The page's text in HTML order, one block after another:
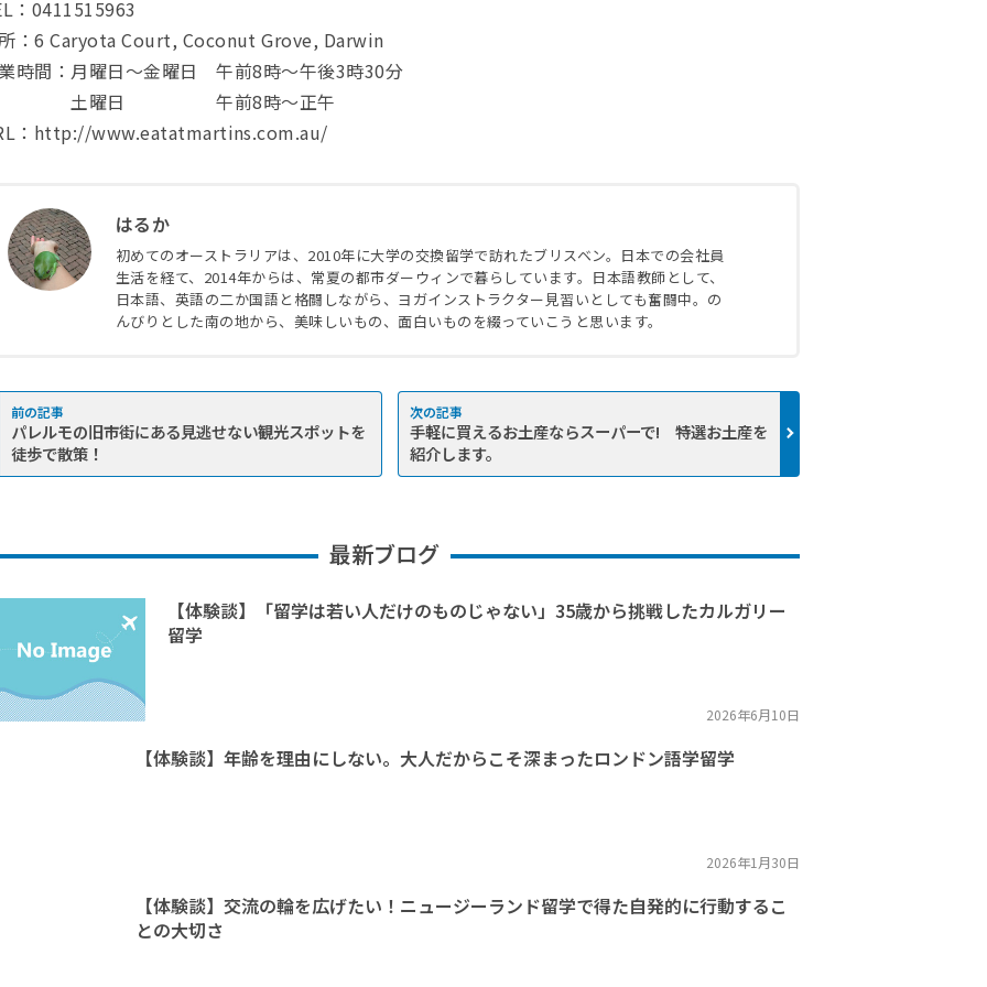
：0411515963
：6 Caryota Court, Coconut Grove, Darwin
時間：月曜日〜金曜日 午前8時〜午後3時30分
曜日 午前8時〜正午
：http://www.eatatmartins.com.au/
はるか
初めてのオーストラリアは、2010年に大学の交換留学で訪れたブリスベン。日本での会社員
生活を経て、2014年からは、常夏の都市ダーウィンで暮らしています。日本語教師として、
日本語、英語の二か国語と格闘しながら、ヨガインストラクター見習いとしても奮闘中。の
んびりとした南の地から、美味しいもの、面白いものを綴っていこうと思います。
パレルモの旧市街にある見逃せない観光スポットを
徒歩で散策！
手軽に買えるお土産ならスーパーで! 特選お土産を
紹介します。
最新ブログ
【体験談】「留学は若い人だけのものじゃない」35歳から挑戦したカルガリー
留学
2026年6月10日
【体験談】年齢を理由にしない。大人だからこそ深まったロンドン語学留学
2026年1月30日
【体験談】交流の輪を広げたい！ニュージーランド留学で得た自発的に行動するこ
との大切さ